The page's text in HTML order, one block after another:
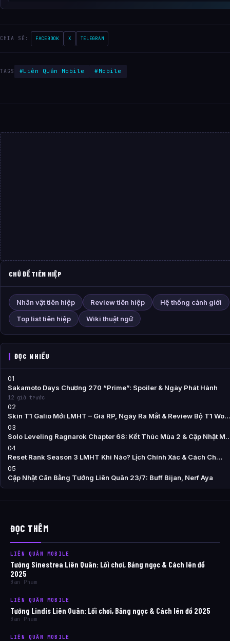
CHIA SẺ: FACEBOOK X TELEGRAM
TAGS #Liên Quân Mobile #Mobile
CHỦ ĐỀ TIÊN HIỆP
Nhân vật tiên hiệp Review tiên hiệp
Hệ thống cảnh giới
Top list tiên hiệp
Wiki thuật ngữ
ĐỌC NHIỀU
01
Sakamoto Days Chương 270 “Prime”: Spoiler & Ngày Phát Hành
12 giờ trước
02
Skin T1 Galio Mới LMHT – Giá RP, Ngày Ra Mắt & Review Bộ T1 Wo…
03
Solo Leveling Ragnarok Chapter 68: Kết Thúc Mùa 2 & Cập Nhật
04
Reset Rank Season 3 LMHT Khi Nào? Lịch Chính Xác & Cách Ch…
05
Cập Nhật Cân Bằng Tướng Liên Quân 23/7: Buff Bijan, Nerf Aya
ĐỌC THÊM
LIÊN QUÂN MOBILE
Tướng Sinestrea Liên Quân: Lối chơi, Bảng ngọc & Cách lên đồ
2025
Ban Pham
LIÊN QUÂN MOBILE
Tướng Lindis Liên Quân: Lối chơi, Bảng ngọc & Cách lên đồ 2025
Ban Pham
LIÊN QUÂN MOBILE